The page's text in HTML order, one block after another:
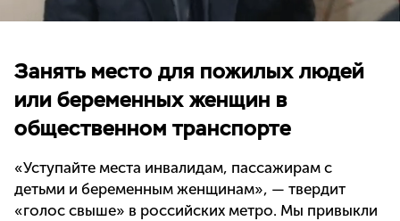
Занять место для пожилых людей
или беременных женщин в
общественном транспорте
«Уступайте места инвалидам, пассажирам с
детьми и беременным женщинам», — твердит
«голос свыше» в российских метро. Мы привыкли